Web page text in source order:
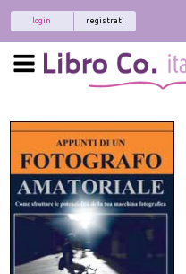
registrati
login